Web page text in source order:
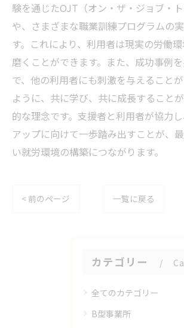
験を通じたOJT（オン・ザ・ジョブ・ト
や、さまざまな職業訓練プログラムの
す。これにより、利用者は現実の労働
磨くことができます。また、成功事例
で、他の利用者にも刺激を与えること
ように、共に学び、共に成長すること
的な理念です。支援者と利用者が協力
アップに向けて一歩踏み出すことが、
い就労環境の構築につながります。
< 前のページ 一覧に戻る
カテゴリー
全てのカテゴリー
B型事業所